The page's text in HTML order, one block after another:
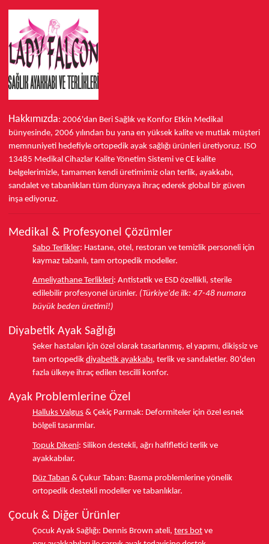
Hakkımızda: 2006'dan Beri Sağlık ve Konfor Etkin Medikal
bünyesinde, 2006 yılından bu yana en yüksek kalite ve mutlak müşteri
memnuniyeti hedefiyle ortopedik ayak sağlığı ürünleri üretiyoruz. ISO
13485 Medikal Cihazlar Kalite Yönetim Sistemi ve CE kalite
belgelerimizle, tamamen kendi üretimimiz olan terlik, ayakkabı,
sandalet ve tabanlıkları tüm dünyaya ihraç ederek global bir güven
inşa ediyoruz.
Medikal & Profesyonel Çözümler
Sabo Terlikler: Hastane, otel, restoran ve temizlik personeli için
kaymaz tabanlı, tam ortopedik modeller.
Ameliyathane Terlikleri: Antistatik ve ESD özellikli, sterile
edilebilir profesyonel ürünler. (Türkiye'de ilk: 47-48 numara
büyük beden üretimi!)
Diyabetik Ayak Sağlığı
Şeker hastaları için özel olarak tasarlanmış, el yapımı, dikişsiz ve
tam ortopedik diyabetik ayakkabı, terlik ve sandaletler. 80'den
fazla ülkeye ihraç edilen tescilli konfor.
Ayak Problemlerine Özel
Halluks Valgus & Çekiç Parmak: Deformiteler için özel esnek
bölgeli tasarımlar.
Topuk Dikeni: Silikon destekli, ağrı hafifletici terlik ve
ayakkabılar.
Düz Taban & Çukur Taban: Basma problemlerine yönelik
ortopedik destekli modeller ve tabanlıklar.
Çocuk & Diğer Ürünler
Çocuk Ayak Sağlığı: Dennis Brown ateli, ters bot ve